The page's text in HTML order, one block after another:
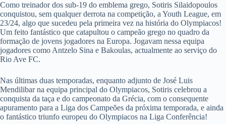
Como treinador dos sub-19 do emblema grego, Sotiris Silaidopoulos
conquistou, sem qualquer derrota na competição, a Youth League, em
23/24, algo que sucedeu pela primeira vez na história do Olympiacos!
Um feito fantástico que catapultou o campeão grego no quadro da
formação de jovens jogadores na Europa. Jogavam nessa equipa
jogadores como Antzelo Sina e Bakoulas, actualmente ao serviço do
Rio Ave FC.
Nas últimas duas temporadas, enquanto adjunto de José Luis
Mendilibar na equipa principal do Olympiacos, Sotiris celebrou a
conquista da taça e do campeonato da Grécia, com o consequente
apuramento para a Liga dos Campeões da próxima temporada, e ainda
o fantástico triunfo europeu do Olympiacos na Liga Conferência!